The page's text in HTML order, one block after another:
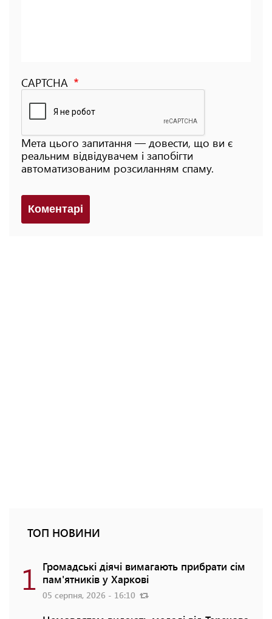
CAPTCHA
Мета цього запитання — довести, що ви є
реальним відвідувачем і запобігти
автоматизованим розсиланням спаму.
Коментарi
ТОП НОВИНИ
1 Громадські діячі вимагають прибрати сім
пам'ятників у Харкові
05 серпня, 2026 - 16:10